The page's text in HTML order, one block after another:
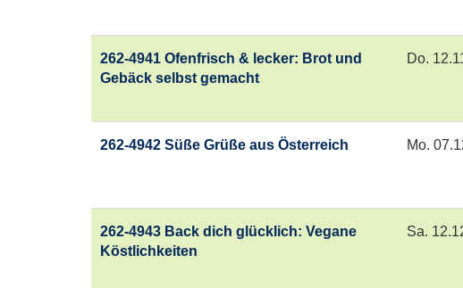
262-4941 Ofenfrisch & lecker: Brot und
Gebäck selbst gemacht
Do.
262-4942 Süße Grüße aus Österreich Mo.
262-4943 Back dich glücklich: Vegane
Köstlichkeiten
Sa.